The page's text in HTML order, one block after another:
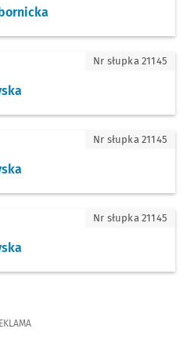
TyskaNr słupka 21145
TyskaNr słupka 21145
TyskaNr słupka 21145